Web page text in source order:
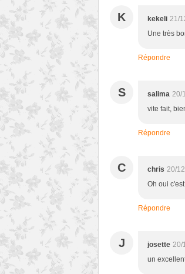
K kekeli 21/
Une très
Répondre
S salima 20/
vite fait,
Répondre
C chris 20/
Oh oui
Répondre
J josette 20/
un